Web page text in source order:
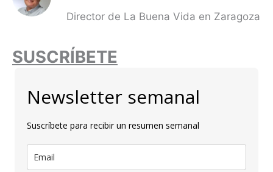
Director de La Buena Vida en Zaragoza
SUSCRÍBETE
Newsletter semanal
Suscríbete para recibir un resumen semanal